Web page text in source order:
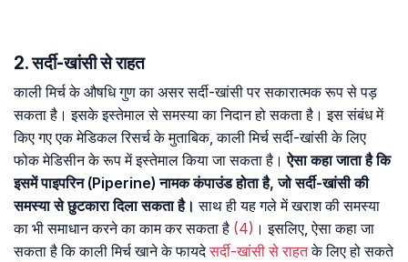
2. सर्दी-खांसी से राहत
काली मिर्च के औषधि गुण का असर सर्दी-खांसी पर सकारात्मक रूप से पड़
सकता है। इसके इस्तेमाल से समस्या का निदान हो सकता है। इस संबंध में
किए गए एक मेडिकल रिसर्च के मुताबिक, काली मिर्च सर्दी-खांसी के लिए
फोक मेडिसीन के रूप में इस्तेमाल किया जा सकता है। ऐसा कहा जाता है कि
इसमें पाइपरिन (Piperine) नामक कंपाउंड होता है, जो सर्दी-खांसी की
समस्या से छुटकारा दिला सकता है। साथ ही यह गले में खराश की समस्या
का भी समाधान करने का काम कर सकता है (4) । इसलिए, ऐसा कहा जा
सकता है कि काली मिर्च खाने के फायदेसर्दी-खांसी से राहतके लिए हो सकते